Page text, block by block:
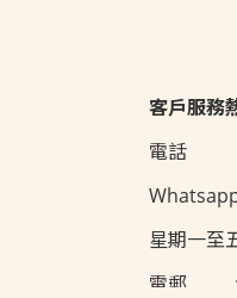
客戶服務
電話 ：
星期一至
電郵 :